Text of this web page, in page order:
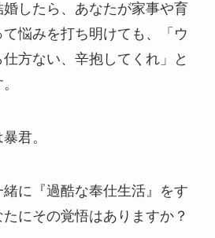
したら、あなたが家事や育
悩みを打ち明けても、「ウ
方ない、辛抱してくれ」と
君。
に『過酷な奉仕生活』をす
にその覚悟はありますか？